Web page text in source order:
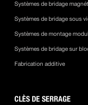
Systèmes de bridage
Systèmes de bridage sous
Systèmes de montage
Systèmes de bridage sur
Fabrication additive
CLÈS DE SERRAGE